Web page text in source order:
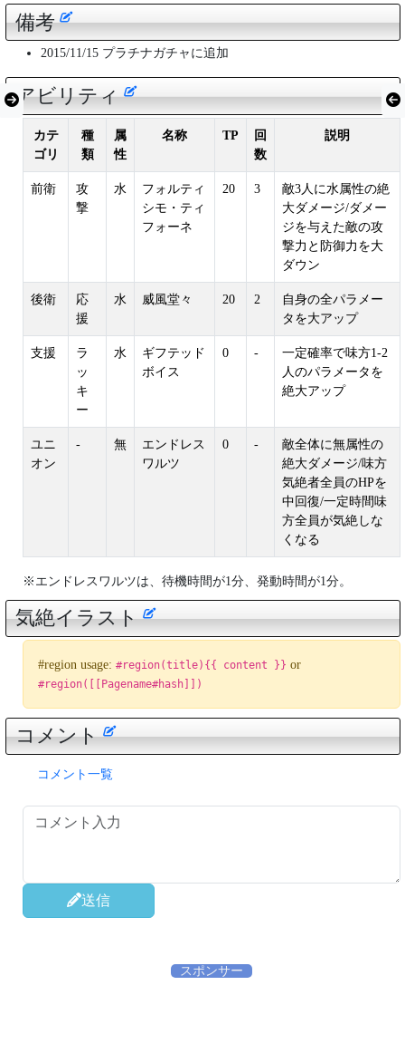
備考
2015/11/15 プラチナガチャに追加
アビリティ
カテ
ゴリ
種
類
属
性
名称 TP
回
数
説明
前衛
攻
撃
水
フォルティ
シモ・ティ
フォーネ
20 3
敵3人に水属性の絶
大ダメージ/ダメー
ジを与えた敵の攻
撃力と防御力を大
ダウン
後衛
応
援
水 威風堂々 20 2
自身の全パラメー
タを大アップ
支援
ラ
ッ
キ
ー
水
ギフテッド
ボイス
0 -
一定確率で味方1-2
人のパラメータを
絶大アップ
ユニ
オン
- 無
エンドレス
ワルツ
0 -
敵全体に無属性の
絶大ダメージ/味方
気絶者全員のHPを
中回復/一定時間味
方全員が気絶しな
くなる
※エンドレスワルツは、待機時間が1分、発動時間が1分。
気絶イラスト
#region usage: #region(title){{ content }} or
#region([[Pagename#hash]])
コメント
コメント一覧
送信
スポンサー